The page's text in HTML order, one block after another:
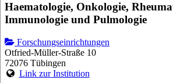
Haematologie, Onkologie,
Immunologie und Pulmologie
Forschungseinrichtungen
Otfried-Müller-Straße 10
72076 Tübingen
Link zur Institution